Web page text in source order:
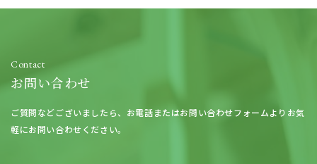
Contact
お問い合わせ
ご質問などございましたら、 お電話またはお問い合わせフォームよりお気
軽にお問い合わせください。